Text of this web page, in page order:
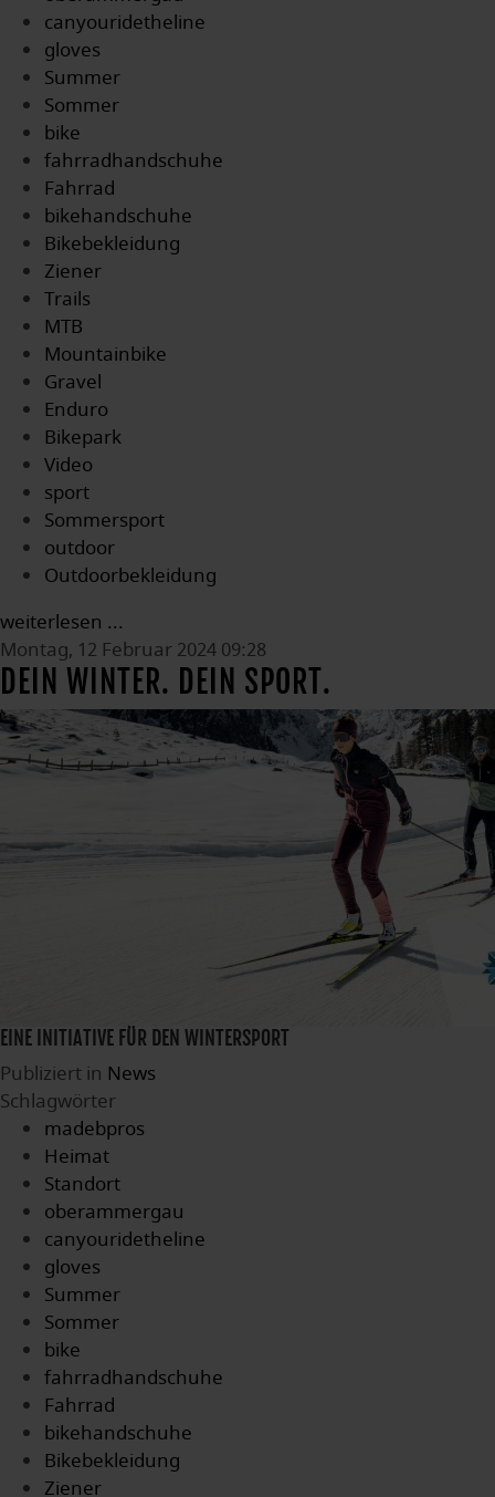
canyouridetheline
gloves
Summer
Sommer
bike
fahrradhandschuhe
Fahrrad
bikehandschuhe
Bikebekleidung
Ziener
Trails
MTB
Mountainbike
Gravel
Enduro
Bikepark
Video
sport
Sommersport
outdoor
Outdoorbekleidung
weiterlesen ...
Montag, 12 Februar 2024 09:28
DEIN WINTER. DEIN SPORT.
EINE INITIATIVE FÜR DEN WINTERSPORT
Publiziert in News
Schlagwörter
madebpros
Heimat
Standort
oberammergau
canyouridetheline
gloves
Summer
Sommer
bike
fahrradhandschuhe
Fahrrad
bikehandschuhe
Bikebekleidung
Ziener